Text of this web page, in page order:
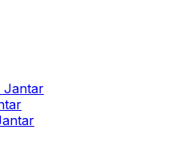
Jantar